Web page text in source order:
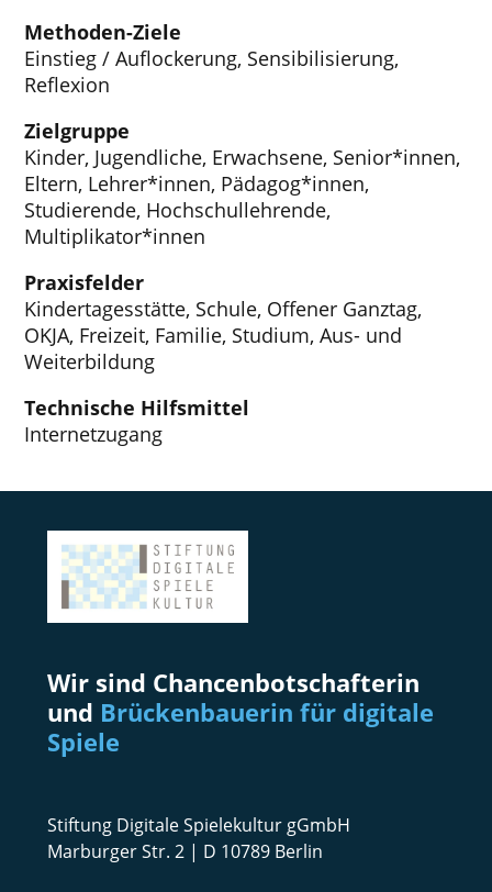
Methoden-Ziele
Einstieg / Auflockerung, Sensibilisierung,
Reflexion
Zielgruppe
Kinder, Jugendliche, Erwachsene, Senior*innen,
Eltern, Lehrer*innen, Pädagog*innen,
Studierende, Hochschullehrende,
Multiplikator*innen
Praxisfelder
Kindertagesstätte, Schule, Offener Ganztag,
OKJA, Freizeit, Familie, Studium, Aus- und
Weiterbildung
Technische Hilfsmittel
Internetzugang
Wir sind Chancenbotschafterin
und Brückenbauerin für digitale
Spiele
Stiftung Digitale Spielekultur gGmbH
Marburger Str. 2 | D 10789 Berlin